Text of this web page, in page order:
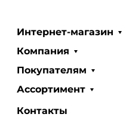
Интернет-магазин
Компания
Покупателям
Ассортимент
Контакты